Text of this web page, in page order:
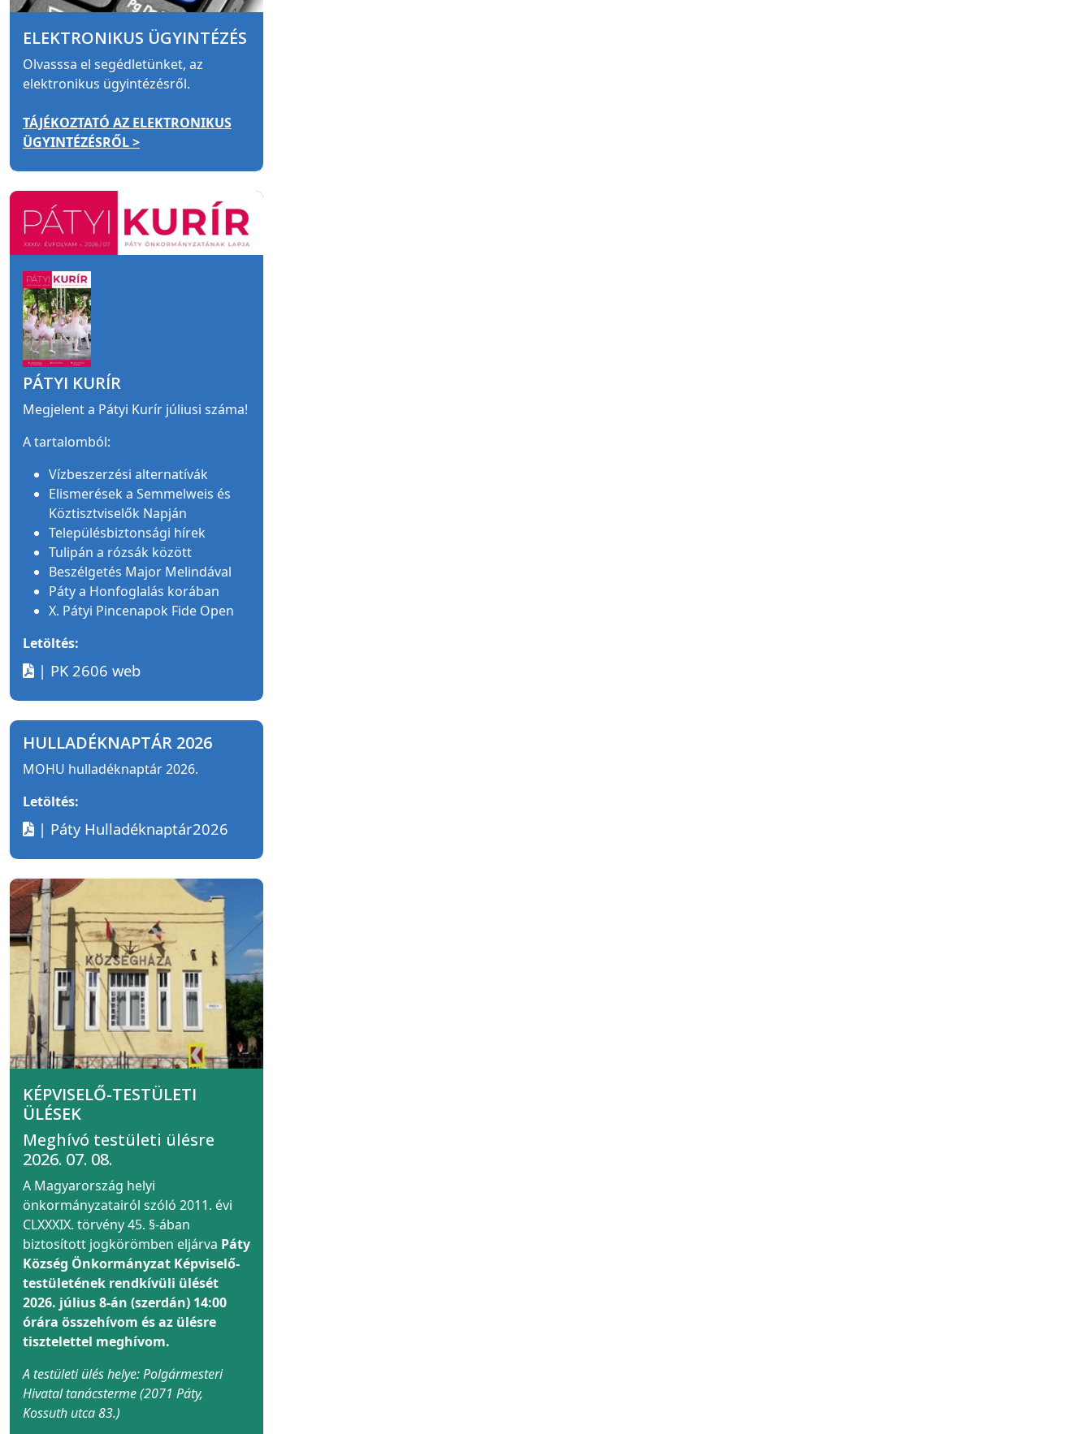
ELEKTRONIKUS ÜGYINTÉZÉS
Olvasssa el segédletünket, az
elektronikus ügyintézésről.
TÁJÉKOZTATÓ AZ ELEKTRONIKUS
ÜGYINTÉZÉSRŐL >
PÁTYI KURÍR
Megjelent a Pátyi Kurír júliusi száma!
A tartalomból:
Vízbeszerzési alternatívák
Elismerések a Semmelweis és
Köztisztviselők Napján
Településbiztonsági hírek
Tulipán a rózsák között
Beszélgetés Major Melindával
Páty a Honfoglalás korában
X. Pátyi Pincenapok Fide Open
Letöltés:
| PK 2606 web
HULLADÉKNAPTÁR 2026
MOHU hulladéknaptár 2026.
Letöltés:
| Páty Hulladéknaptár2026
KÉPVISELŐ-TESTÜLETI
ÜLÉSEK
Meghívó testületi ülésre
2026. 07. 08.
A Magyarország helyi
önkormányzatairól szóló 2011. évi
CLXXXIX. törvény 45. §-ában
biztosított jogkörömben eljárva Páty
Község Önkormányzat Képviselő-
testületének rendkívüli ülését
2026. július 8-án (szerdán) 14:00
órára összehívom és az ülésre
tisztelettel meghívom.
A testületi ülés helye: Polgármesteri
Hivatal tanácsterme (2071 Páty,
Kossuth utca 83.)